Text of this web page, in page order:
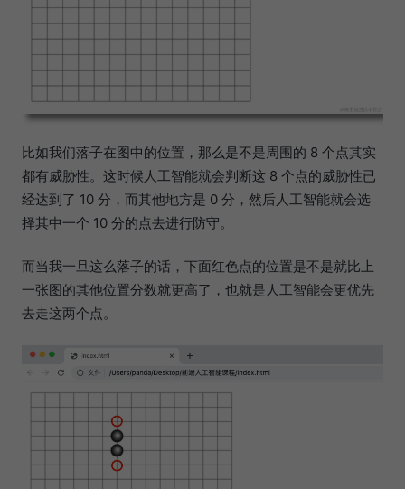
比如我们落子在图中的位置，那么是不是周围的 8 个点其实
都有威胁性。这时候人工智能就会判断这 8 个点的威胁性已
经达到了 10 分，而其他地方是 0 分，然后人工智能就会选
择其中一个 10 分的点去进行防守。
而当我一旦这么落子的话，下面红色点的位置是不是就比上
一张图的其他位置分数就更高了，也就是人工智能会更优先
去走这两个点。